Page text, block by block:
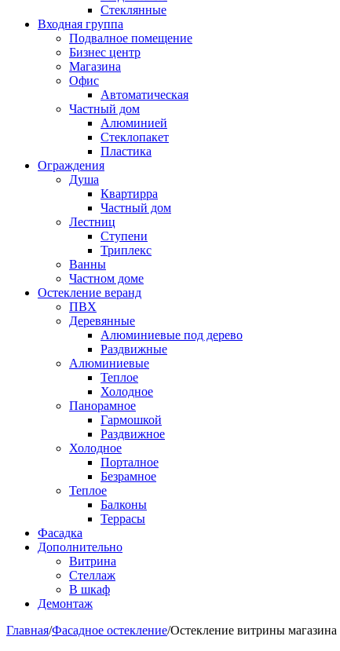
Стеклянные
Входная группа
Подвалное помещение
Бизнес центр
Магазина
Офис
Автоматическая
Частный дом
Алюминией
Стеклопакет
Пластика
Ограждения
Душа
Квартирра
Частный дом
Лестниц
Ступени
Триплекс
Ванны
Частном доме
Остекление веранд
ПВХ
Деревянные
Алюминиевые под дерево
Раздвижные
Алюминиевые
Теплое
Холодное
Панорамное
Гармошкой
Раздвижное
Холодное
Порталное
Безрамное
Теплое
Балконы
Террасы
Фасадка
Дополнительно
Витрина
Стеллаж
В шкаф
Демонтаж
Главная/Фасадное остекление/Остекление витрины